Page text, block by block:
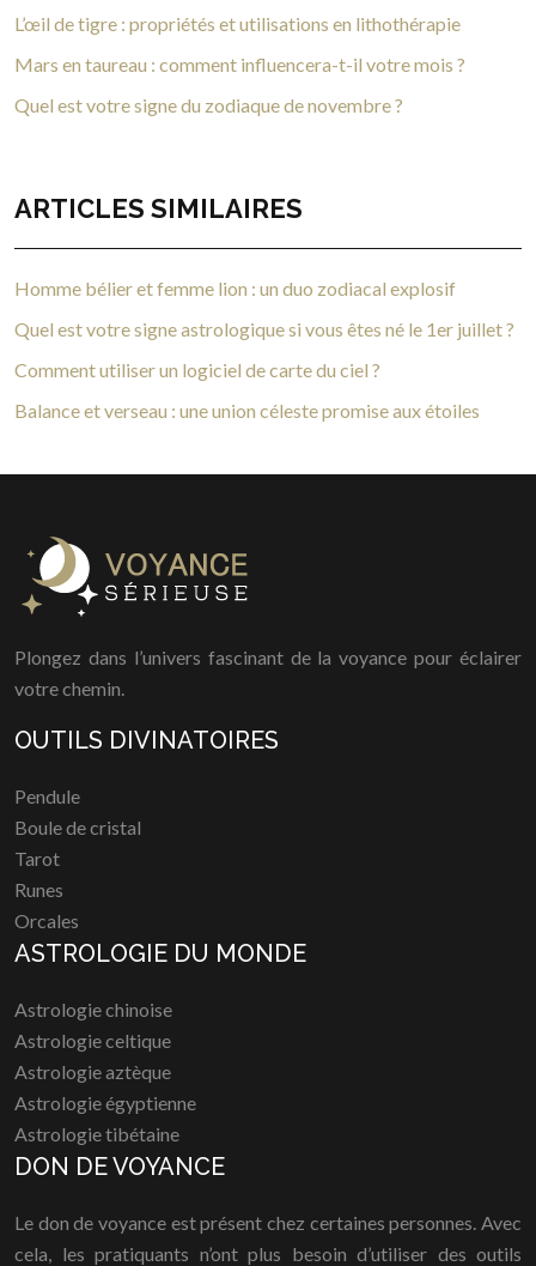
L’œil de tigre : propriétés et utilisations en lithothérapie
Mars en taureau : comment influencera-t-il votre mois ?
Quel est votre signe du zodiaque de novembre ?
ARTICLES SIMILAIRES
Homme bélier et femme lion : un duo zodiacal explosif
Quel est votre signe astrologique si vous êtes né le 1er juillet ?
Comment utiliser un logiciel de carte du ciel ?
Balance et verseau : une union céleste promise aux étoiles
Plongez dans l’univers fascinant de la voyance pour éclairer
votre chemin.
OUTILS DIVINATOIRES
Pendule
Boule de cristal
Tarot
Runes
Orcales
ASTROLOGIE DU MONDE
Astrologie chinoise
Astrologie celtique
Astrologie aztèque
Astrologie égyptienne
Astrologie tibétaine
DON DE VOYANCE
Le don de voyance est présent chez certaines personnes. Avec
cela, les pratiquants n’ont plus besoin d’utiliser des outils